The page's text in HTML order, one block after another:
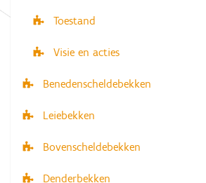
Toestand
Visie en acties
Benedenscheldebekken
Leiebekken
Bovenscheldebekken
Denderbekken